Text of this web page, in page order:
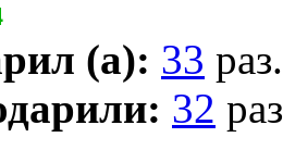
(а): 33 раз.
32